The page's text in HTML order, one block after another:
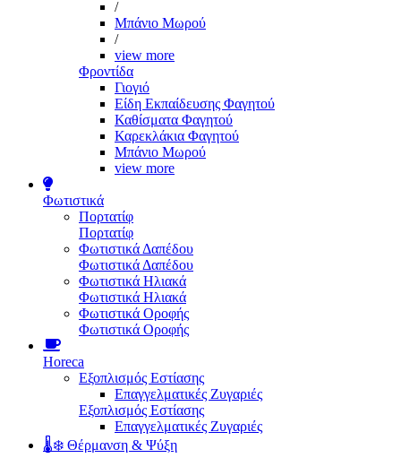
/
Μπάνιο Μωρού
/
view more
Φροντίδα
Γιογιό
Είδη Εκπαίδευσης Φαγητού
Καθίσματα Φαγητού
Καρεκλάκια Φαγητού
Μπάνιο Μωρού
view more
Φωτιστικά
Πορτατίφ
Πορτατίφ
Φωτιστικά Δαπέδου
Φωτιστικά Δαπέδου
Φωτιστικά Ηλιακά
Φωτιστικά Ηλιακά
Φωτιστικά Οροφής
Φωτιστικά Οροφής
Horeca
Εξοπλισμός Εστίασης
Επαγγελματικές Ζυγαριές
Εξοπλισμός Εστίασης
Επαγγελματικές Ζυγαριές
🌡️❄️ Θέρμανση & Ψύξη